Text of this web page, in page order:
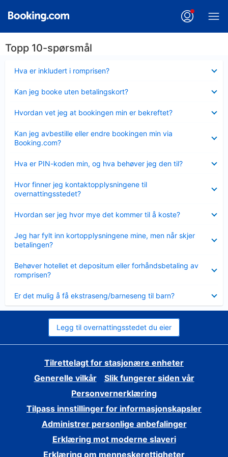
Topp 10-spørsmål
Hva er inkludert i romprisen?
mindre
Kan jeg booke uten betalingskort?
mindre
Hvordan vet jeg at bookingen min er bekreftet?
mindre
Kan jeg avbestille eller endre bookingen min via
Booking.com?
mindre
Hva er PIN-koden min, og hva behøver jeg den til?
mindre
Hvor finner jeg kontaktopplysningene til
overnattingsstedet?
mindre
Hvordan ser jeg hvor mye det kommer til å koste?
mindre
Jeg har fylt inn kortopplysningene mine, men når skjer
betalingen?
mindre
Behøver hotellet et depositum eller forhåndsbetaling av
romprisen?
mindre
Er det mulig å få ekstraseng/barneseng til barn?
mindre
Legg til overnattingsstedet du eier
Tilrettelagt for stasjonære enheter
Generelle vilkår
Slik fungerer siden vår
Personvernerklæring
Tilpass innstillinger for informasjonskapsler
Administrer personlige anbefalinger
Erklæring mot moderne slaveri
Erklæring om menneskerettigheter